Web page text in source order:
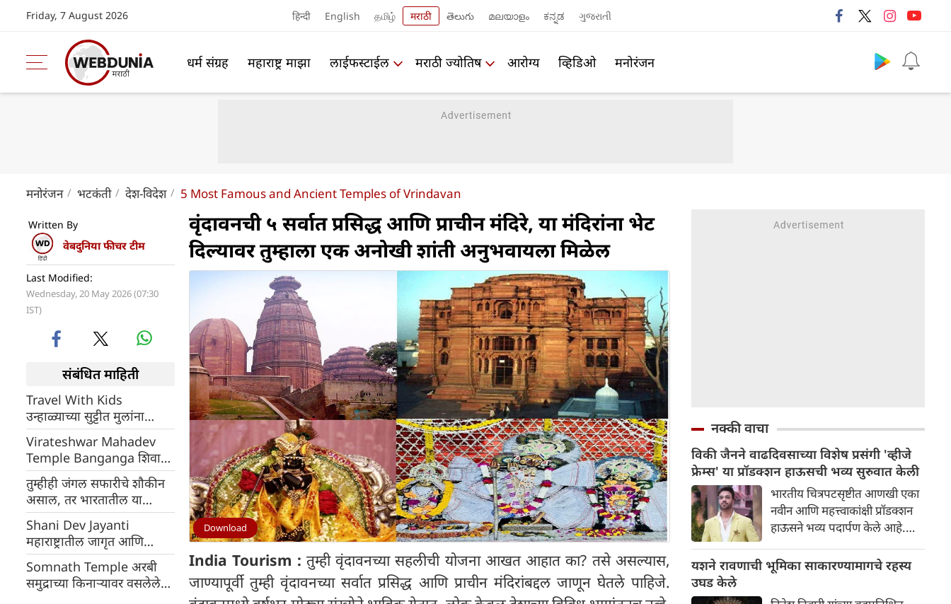
Friday, 7 August 2026 हिन्दी English தமிழ் मराठी తెలుగు മലയാളം ಕನ್ನಡ ગુજરાતી
धर्म संग्रह महाराष्ट्र माझा लाईफस्टाईल मराठी ज्योतिष आरोग्य व्हिडिओ मनोरंजन
मनोरंजन भटकंती देश-विदेश 5 Most Famous and Ancient Temples of Vrindavan
Written By
वेबदुनिया फीचर टीम
Last Modified:
Wednesday, 20 May 2026 (07:30
IST)
संबंधित माहिती
Travel With Kids
उन्हाळ्याच्या सुट्टीत मुलांना
देशातील हिल स्टेशनला
फिरायला घेऊन जा
Virateshwar Mahadev
Temple Banganga शिवाचे
प्राचीन मंदिर; येथे दर्शन घेतल्याने
१२ ज्योतिर्लिंगांचे आशीर्वाद
मिळतात
तुम्हीही जंगल सफारीचे शौकीन
असाल, तर भारतातील या
रोमांचक ठिकाणांना भेट द्या;
सिंह, वाघ आणि हत्तींचे कळप
जवळून पाहायला मिळतात
Shani Dev Jayanti
महाराष्ट्रातील जागृत आणि
प्रसिद्ध न्यायदेवता शनी मंदिरे
Somnath Temple अरबी
समुद्राच्या किनाऱ्यावर वसलेले
वृंदावनची ५ सर्वात प्रसिद्ध आणि प्राचीन मंदिरे, या मंदिरांना भेट
दिल्यावर तुम्हाला एक अनोखी शांती अनुभवायला मिळेल
Download
India Tourism : तुम्ही वृंदावनच्या सहलीची योजना आखत आहात का? तसे असल्यास,
जाण्यापूर्वी तुम्ही वृंदावनच्या सर्वात प्रसिद्ध आणि प्राचीन मंदिरांबद्दल जाणून घेतले पाहिजे.
नक्की वाचा
विकी जैनने वाढदिवसाच्या विशेष प्रसंगी 'व्हीजे
फ्रेम्स' या प्रॉडक्शन हाऊसची भव्य सुरुवात केली
भारतीय चित्रपटसृष्टीत आणखी एका
नवीन आणि महत्त्वाकांक्षी प्रॉडक्शन
हाऊसने भव्य पदार्पण केले आहे.
जैनने आपल्या वाढदिवसाच्या विशेष
प्रसंगी 'व्हीजे फ्रेम्स' या आपल्या नवीन
प्रॉडक्शन बॅनरची अधिकृतपणे घोषणा
यशने रावणाची भूमिका साकारण्यामागचे रहस्य
उघड केले